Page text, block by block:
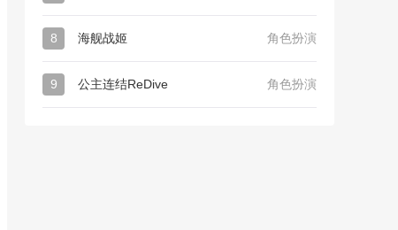
8 海舰战姬 角色扮演
9 公主连结ReDive 角色扮演